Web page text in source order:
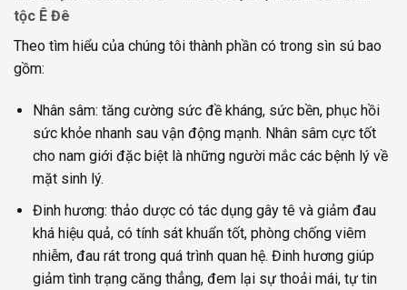
tộc Ê Đê
Theo tìm hiểu của chúng tôi thành phần có trong sìn sú bao
gồm:
Nhân sâm: tăng cường sức đề kháng, sức bền, phục hồi
sức khỏe nhanh sau vận động mạnh. Nhân sâm cực tốt
cho nam giới đặc biệt là những người mắc các bệnh lý về
mặt sinh lý.
Đinh hương: thảo dược có tác dụng gây tê và giảm đau
khá hiệu quả, có tính sát khuẩn tốt, phòng chống viêm
nhiễm, đau rát trong quá trình quan hệ. Đinh hương giúp
giảm tình trạng căng thẳng, đem lại sự thoải mái, tự tin